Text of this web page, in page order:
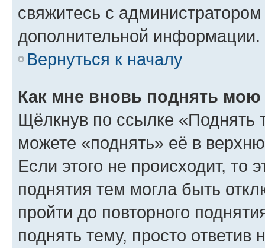
свяжитесь с
дополнительной информации.
Вернуться к началу
Как мне вновь поднять мою
Щёлкнув по ссылке «Поднять
можете «поднять» её в
Если этого не происходит, то
поднятия тем могла быть
пройти до повторного
поднять тему, просто ответив